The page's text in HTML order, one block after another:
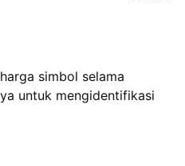
simbol selama
untuk mengidentifikasi